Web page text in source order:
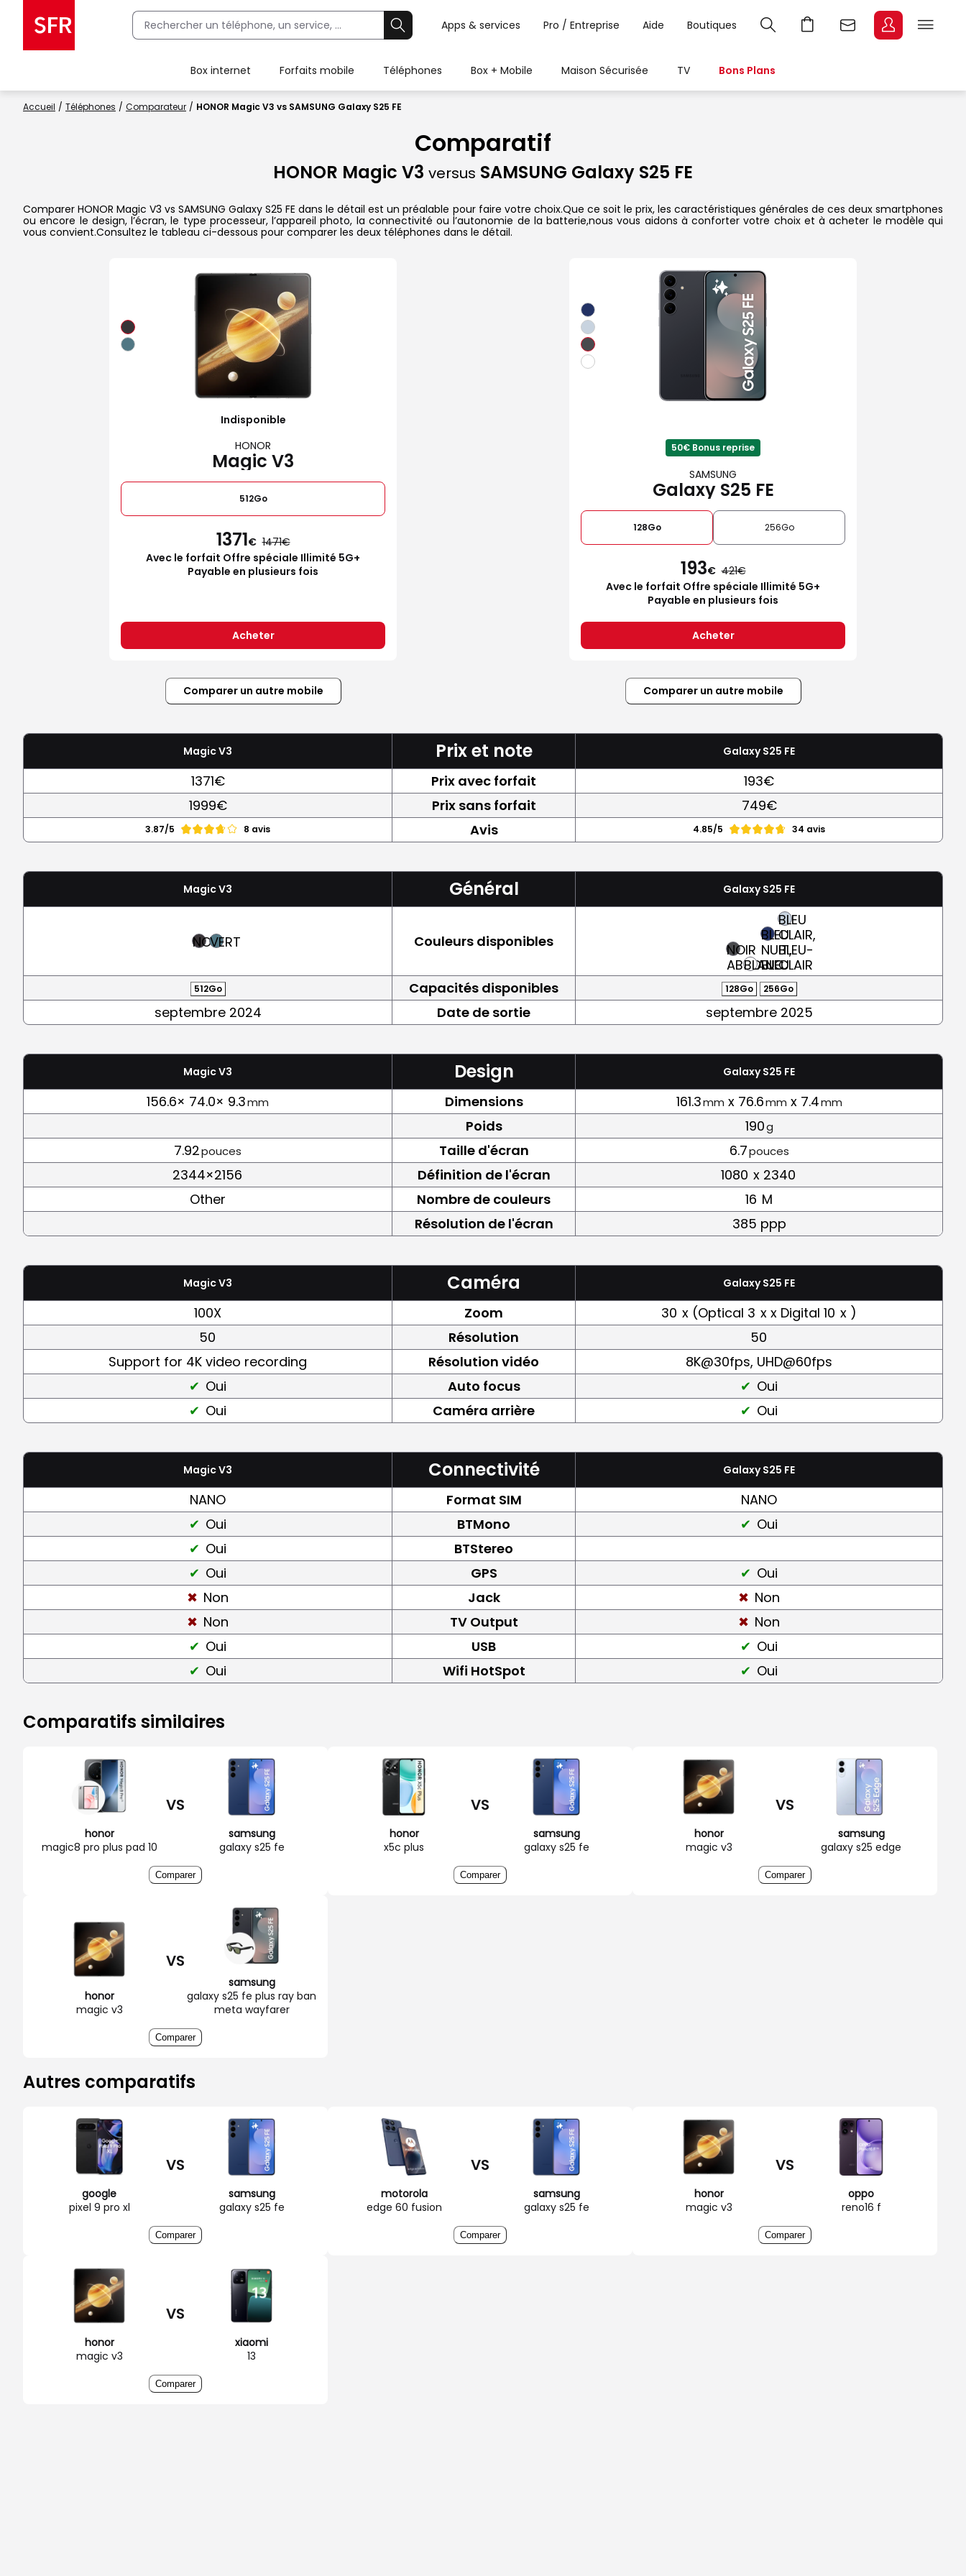
Apps & services Pro / Entreprise Aide Boutiques
Box internet Forfaits mobile Téléphones Box + Mobile Maison Sécurisée TV Bons Plans
Accueil Téléphones Comparateur HONOR Magic V3 vs SAMSUNG Galaxy S25 FE
Comparatif
HONOR Magic V3 versus SAMSUNG Galaxy S25 FE
Comparer HONOR Magic V3 vs SAMSUNG Galaxy S25 FE dans le détail est un préalable pour faire votre choix.Que ce soit le prix, les caractéristiques générales de ces deux smartphones
ou encore le design, l’écran, le type processeur, l’appareil photo, la connectivité ou l’autonomie de la batterie,nous vous aidons à conforter votre choix et à acheter le modèle qui
vous convient.Consultez le tableau ci-dessous pour comparer les deux téléphones dans le détail.
Indisponible
HONOR
Magic V3
512Go
1371€ 1471
Avec le forfait Offre spéciale Illimité 5G+
Payable en plusieurs fois
Acheter
50€ Bonus reprise
SAMSUNG
Galaxy S25 FE
128Go 256Go
193€ 421
Avec le forfait Offre spéciale Illimité 5G+
Payable en plusieurs fois
Acheter
Comparer un autre mobile Comparer un autre mobile
Magic V3 Prix et note Galaxy S25 FE
1371€ Prix avec forfait
193€
1999€
Prix sans forfait 749€
3.87/5 8 avis Avis 4.85/5 34 avis
Magic V3 Général Galaxy S25 FE
NOIRVERT Couleurs disponibles
NOIR
ABSOLU
BLANC
BLEU
NUIT,
BLEU
BLEU
CLAIR,
BLEU-
CLAIR
512Go Capacités disponibles 128Go 256Go
septembre 2024 Date de sortie septembre 2025
Magic V3 Design Galaxy S25 FE
156.6× 74.0× 9.3mm Dimensions 161.3mm x 76.6mm x 7.4mm
Poids 190g
7.92pouces Taille d'écran 6.7pouces
2344×2156 Définition de l'écran 1080 x 2340
Other
Nombre de couleurs 16 M
Résolution de l'écran
385 ppp
Magic V3 Caméra Galaxy S25 FE
100X Zoom 30 x (Optical 3 x x Digital 10 x )
50
Résolution
50
Support for 4K video recording
Résolution vidéo
8K@30fps, UHD@60fps
Oui
Auto focus
Oui
Oui
Caméra arrière Oui
Magic V3 Connectivité Galaxy S25 FE
NANO Format SIM
NANO
Oui
BTMono
Oui
Oui
BTStereo
Oui
GPS
Oui
Non
Jack
Non
Non
TV Output
Non
Oui
USB
Oui
Oui
Wifi HotSpot Oui
Comparatifs similaires
honor
magic8 pro plus pad 10
VS
samsung
galaxy s25 fe
Comparer
honor
x5c plus
VS
samsung
galaxy s25 fe
Comparer
honor
magic v3
VS
samsung
galaxy s25 edge
Comparer
honor
magic v3
VS
samsung
galaxy s25 fe plus ray ban
meta wayfarer
Comparer
Autres comparatifs
google
pixel 9 pro xl
VS
samsung
galaxy s25 fe
Comparer
motorola
edge 60 fusion
VS
samsung
galaxy s25 fe
Comparer
honor
magic v3
VS
oppo
reno16 f
Comparer
honor
magic v3
VS
xiaomi
13
Comparer